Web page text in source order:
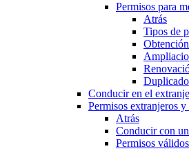
Permisos para
Atrás
Tipos de
Conducir en el
Permisos extranjeros
Atrás
Conducir con
Permisos